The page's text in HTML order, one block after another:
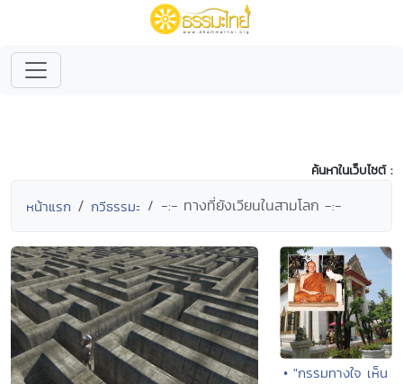
ค้นหาในเว็บไซต์ :
หน้าแรก กวีธรรมะ -:- ทางที่ยังเวียนในสามโลก -:-
• "กรรมทางใจ เห็น